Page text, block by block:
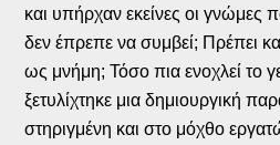
και υπήρχαν εκείνες οι γνώμες
δεν έπρεπε να συμβεί; Πρέπει
ως μνήμη; Τόσο πια ενοχλεί το
ξετυλίχτηκε μια δημιουργική
στηριγμένη και στο μόχθο